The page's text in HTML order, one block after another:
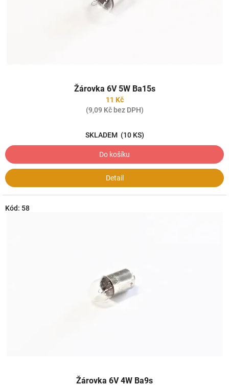
Žárovka 6V 5W Ba15s
11 Kč
(9,09 Kč bez DPH)
SKLADEM (10 KS)
Do košíku
Detail
Žárovka 6V 4W Ba9s
Kód: 58